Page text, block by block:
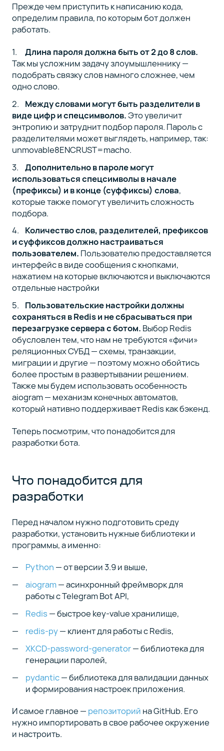
Сейчас
статье
курса
минут
Как
разработать
Telegram-
бота на
Python+C
Полный
курса
(9)
Прежде чем приступить к написанию кода,
определим правила, по которым бот должен
работать.
Длина пароля должна быть от 2 до 8 слов.
Так мы усложним задачу злоумышленнику —
подобрать связку слов намного сложнее, чем
одно слово.
Между словами могут быть разделители в
виде цифр и спецсимволов.Это увеличит
энтропию и затруднит подбор пароля. Пароль с
разделителями может выглядеть, например, так:
unmovable8ENCRUST=macho.
Дополнительно в пароле могут
использоваться спецсимволы в начале
(префиксы) и в конце (суффиксы) слова,
которые также помогутувеличить сложность
подбора.
Количество слов, разделителей, префиксов
и суффиксов должно настраиваться
пользователем. Пользователю предоставляется
интерфейс в виде сообщения с кнопками,
нажатием на которые включаются и выключаются
отдельные настройки
Пользовательские настройки должны
сохраняться в Redis и не сбрасываться при
перезагрузке сервера с ботом. Выбор Redis
обусловлен тем, что нам не требуются «фичи»
реляционных СУБД — схемы, транзакции,
миграции и другие — поэтому можно обойтись
более простым в развертывании решением.
Также мы будем использовать особенность
aiogram — механизм конечных автоматов,
который нативно поддерживает Redis как бэкенд.
Теперь посмотрим, что понадобится для
разработки бота.
Что понадобится для
разработки
Перед началом нужно подготовить среду
разработки, установить нужные библиотеки и
программы, а именно:
Python — от версии 3.9 и выше,
aiogram— асинхронный фреймворк для
работы с Telegram Bot API,
Redis — быстрое key-value хранилище,
redis-py— клиент для работы с Redis,
XKCD-password-generator— библиотека для
генерации паролей,
pydantic— библиотека для валидации данных
и формирования настроек приложения.
И самое главное — репозиторий на GitHub. Его
нужно импортировать в свое рабочее окружение
и настроить.